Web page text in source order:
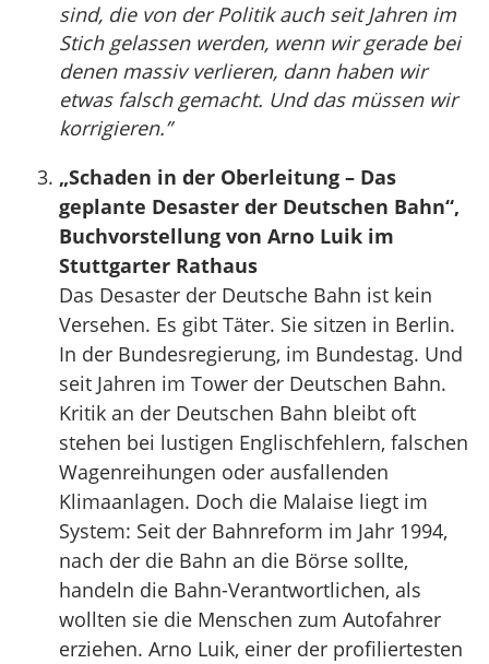
sind, die von der Politik auch seit Jahren im
Stich gelassen werden, wenn wir gerade bei
denen massiv verlieren, dann haben wir
etwas falsch gemacht. Und das müssen wir
korrigieren.”
„Schaden in der Oberleitung – Das
geplante Desaster der Deutschen Bahn“,
Buchvorstellung von Arno Luik im
Stuttgarter Rathaus
Das Desaster der Deutsche Bahn ist kein
Versehen. Es gibt Täter. Sie sitzen in Berlin.
In der Bundesregierung, im Bundestag. Und
seit Jahren im Tower der Deutschen Bahn.
Kritik an der Deutschen Bahn bleibt oft
stehen bei lustigen Englischfehlern, falschen
Wagenreihungen oder ausfallenden
Klimaanlagen. Doch die Malaise liegt im
System: Seit der Bahnreform im Jahr 1994,
nach der die Bahn an die Börse sollte,
handeln die Bahn-Verantwortlichen, als
wollten sie die Menschen zum Autofahrer
erziehen. Arno Luik, einer der profiliertesten